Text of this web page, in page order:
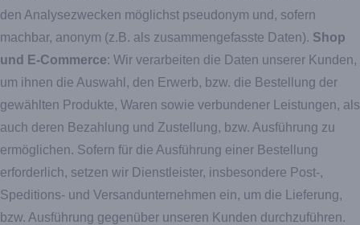
den Analysezwecken möglichst pseudonym und, sofern
machbar, anonym (z.B. als zusammengefasste Daten). Shop
und E-Commerce: Wir verarbeiten die Daten unserer Kunden,
um ihnen die Auswahl, den Erwerb, bzw. die Bestellung der
gewählten Produkte, Waren sowie verbundener Leistungen, als
auch deren Bezahlung und Zustellung, bzw. Ausführung zu
ermöglichen. Sofern für die Ausführung einer Bestellung
erforderlich, setzen wir Dienstleister, insbesondere Post-,
Speditions- und Versandunternehmen ein, um die Lieferung,
bzw. Ausführung gegenüber unseren Kunden durchzuführen.